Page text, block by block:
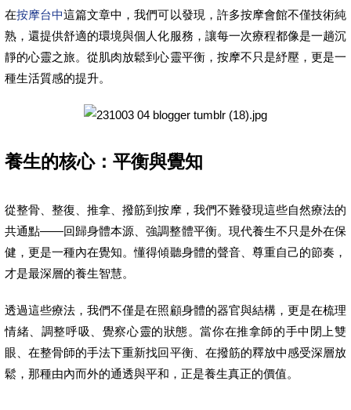
在按摩台中這篇文章中，我們可以發現，許多按摩會館不僅技術純
熟，還提供舒適的環境與個人化服務，讓每一次療程都像是一趟沉
靜的心靈之旅。從肌肉放鬆到心靈平衡，按摩不只是紓壓，更是一
種生活質感的提升。
養生的核心：平衡與覺知
從整骨、整復、推拿、撥筋到按摩，我們不難發現這些自然療法的
共通點——回歸身體本源、強調整體平衡。現代養生不只是外在保
健，更是一種內在覺知。懂得傾聽身體的聲音、尊重自己的節奏，
才是最深層的養生智慧。
透過這些療法，我們不僅是在照顧身體的器官與結構，更是在梳理
情緒、調整呼吸、覺察心靈的狀態。當你在推拿師的手中閉上雙
眼、在整骨師的手法下重新找回平衡、在撥筋的釋放中感受深層放
鬆，那種由內而外的通透與平和，正是養生真正的價值。